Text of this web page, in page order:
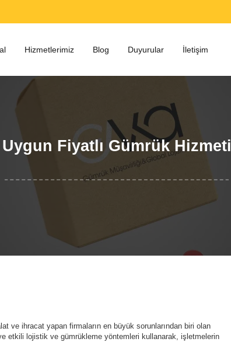
Hizmetlerimiz Blog Duyurular İletişim
Uygun Fiyatlı Gümrük Hizmeti
ve ihracat yapan firmaların en büyük sorunlarından biri olan
etkili lojistik ve gümrükleme yöntemleri kullanarak, işletmelerin